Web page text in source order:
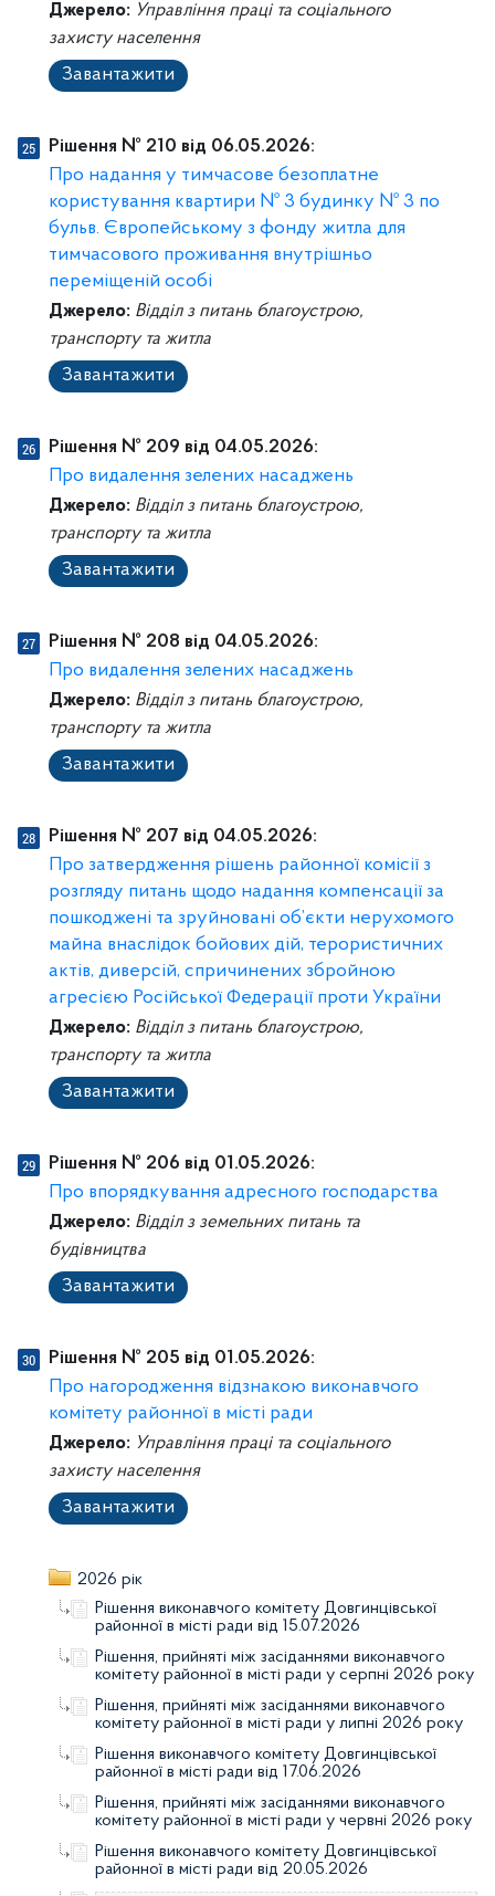
Джерело: Управління праці та соціального
захисту населення
Завантажити
Рішення № 210 від 06.05.2026:
Про надання у тимчасове безоплатне
користування квартири № 3 будинку № 3 по
бульв. Європейському з фонду житла для
тимчасового проживання внутрішньо
переміщеній особі
Джерело: Відділ з питань благоустрою,
транспорту та житла
Завантажити
Рішення № 209 від 04.05.2026:
Про видалення зелених насаджень
Джерело: Відділ з питань благоустрою,
транспорту та житла
Завантажити
Рішення № 208 від 04.05.2026:
Про видалення зелених насаджень
Джерело: Відділ з питань благоустрою,
транспорту та житла
Завантажити
Рішення № 207 від 04.05.2026:
Про затвердження рішень районної комісії з
розгляду питань щодо надання компенсації за
пошкоджені та зруйновані об’єкти нерухомого
майна внаслідок бойових дій, терористичних
актів, диверсій, спричинених збройною
агресією Російської Федерації проти України
Джерело: Відділ з питань благоустрою,
транспорту та житла
Завантажити
Рішення № 206 від 01.05.2026:
Про впорядкування адресного господарства
Джерело: Відділ з земельних питань та
будівництва
Завантажити
Рішення № 205 від 01.05.2026:
Про нагородження відзнакою виконавчого
комітету районної в місті ради
Джерело: Управління праці та соціального
захисту населення
Завантажити
2026 рік
Рішення виконавчого комітету Довгинцівської
районної в місті ради від 15.07.2026
Рішення, прийняті між засіданнями виконавчого
комітету районної в місті ради у серпні 2026 року
Рішення, прийняті між засіданнями виконавчого
комітету районної в місті ради у липні 2026 року
Рішення виконавчого комітету Довгинцівської
районної в місті ради від 17.06.2026
Рішення, прийняті між засіданнями виконавчого
комітету районної в місті ради у червні 2026 року
Рішення виконавчого комітету Довгинцівської
районної в місті ради від 20.05.2026